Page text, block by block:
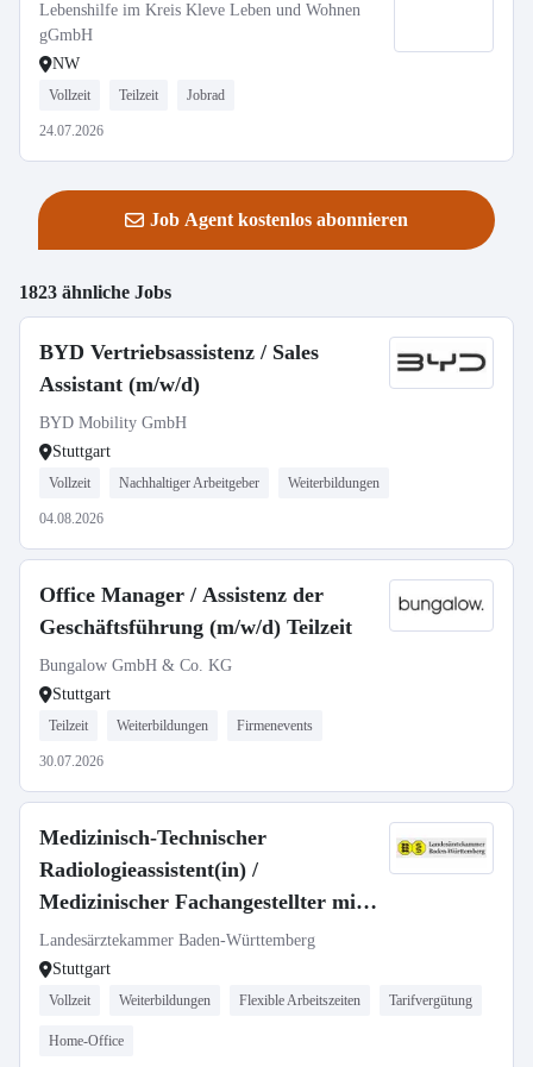
Lebenshilfe im Kreis Kleve Leben und Wohnen
gGmbH
NW
Vollzeit Teilzeit Jobrad
24.07.2026
Job Agent kostenlos abonnieren
1823 ähnliche Jobs
BYD Vertriebsassistenz / Sales
Assistant (m/w/d)
BYD Mobility GmbH
Stuttgart
Vollzeit Nachhaltiger Arbeitgeber Weiterbildungen
04.08.2026
Office Manager / Assistenz der
Geschäftsführung (m/w/d) Teilzeit
Bungalow GmbH & Co. KG
Stuttgart
Teilzeit Weiterbildungen Firmenevents
30.07.2026
Medizinisch-Technischer
Radiologieassistent(in) /
Medizinischer Fachangestellter mit
Röntgenschein (m/w/d)
Landesärztekammer Baden-Württemberg
Stuttgart
Vollzeit Weiterbildungen Flexible Arbeitszeiten Tarifvergütung
Home-Office